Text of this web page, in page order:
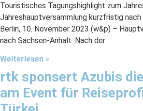
Touristisches Tagungshighlight zum
Jahreshauptversammlung kurzfristig nach
Berlin, 10. November 2023 (w&p) –
nach Sachsen-Anhalt: Nach der
Weiterlesen »
rtk sponsert Azubis
am Event für